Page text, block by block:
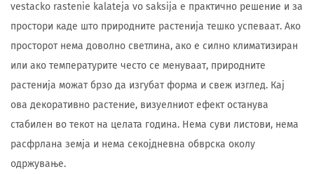
vestacko rastenie kalateja vo saksija е практично решение и за
простори каде што природните растенија тешко успеваат. Ако
просторот нема доволно светлина, ако е силно климатизиран
или ако температурите често се менуваат, природните
растенија можат брзо да изгубат форма и свеж изглед. Кај
ова декоративно растение, визуелниот ефект останува
стабилен во текот на целата година. Нема суви листови, нема
расфрлана земја и нема секојдневна обврска околу
одржување.